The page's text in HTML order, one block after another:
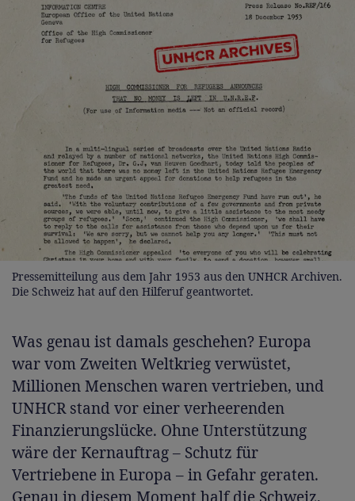
Pressemitteilung aus dem Jahr 1953 aus den UNHCR Archiven.
Die Schweiz hat auf den Hilferuf geantwortet.
Was genau ist damals geschehen? Europa
war vom Zweiten Weltkrieg verwüstet,
Millionen Menschen waren vertrieben, und
UNHCR stand vor einer verheerenden
Finanzierungslücke. Ohne Unterstützung
wäre der Kernauftrag – Schutz für
Vertriebene in Europa – in Gefahr geraten.